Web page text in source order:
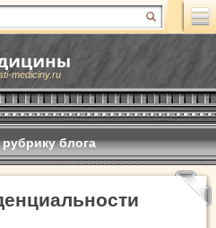
mediciny.ru
блога